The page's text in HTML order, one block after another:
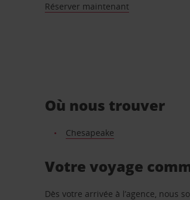
Réserver maintenant
Où nous trouver
Chesapeake
Votre voyage
Dès votre arrivée à l’agence, nous